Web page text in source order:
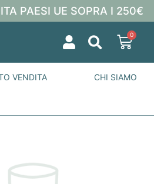
PAESI UE SOPRA I 250€
0
VENDITA CHI SIAMO